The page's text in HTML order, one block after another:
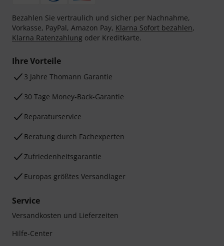
Bezahlen Sie vertraulich und sicher per Nachnahme,
Vorkasse, PayPal, Amazon Pay, Klarna Sofort bezahlen,
Klarna Ratenzahlung oder Kreditkarte.
Ihre Vorteile
3 Jahre Thomann Garantie
30 Tage Money-Back-Garantie
Reparaturservice
Beratung durch Fachexperten
Zufriedenheitsgarantie
Europas größtes Versandlager
Service
Versandkosten und Lieferzeiten
Hilfe-Center